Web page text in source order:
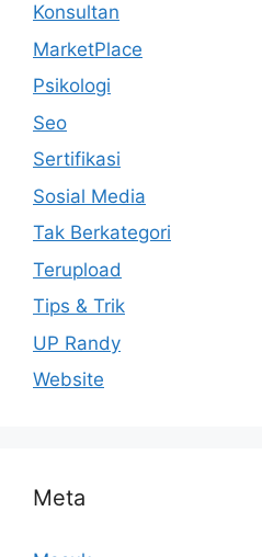
Konsultan
MarketPlace
Psikologi
Seo
Sertifikasi
Sosial Media
Tak Berkategori
Terupload
Tips & Trik
UP Randy
Website
Meta